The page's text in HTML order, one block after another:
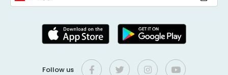
Follow us